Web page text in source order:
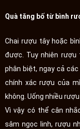
Quà tăng bố từ bình
Chai rượu tây hoặc
được. Tuy nhiên rượu
phân biệt, ngay cả
chính xác rượu của
không. Uống nhiều
Vì vậy có thể cân
sâm ngọc linh, rượu